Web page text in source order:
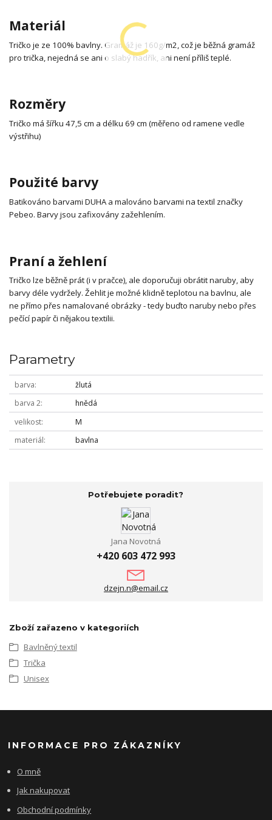
Materiál
Tričko je ze 100% bavlny. Gramáž je 160g/m2, což je běžná gramáž
pro trička, nejedná se ani o slabý hadřík, ani není příliš teplé.
Rozměry
Tričko má šířku 47,5 cm a délku 69 cm (měřeno od ramene vedle
výstřihu)
Použité barvy
Batikováno barvami DUHA a malováno barvami na textil značky
Pebeo. Barvy jsou zafixovány zažehlením.
Praní a žehlení
Tričko lze běžně prát (i v pračce), ale doporučuji obrátit naruby, aby
barvy déle vydržely. Žehlit je možné klidně teplotou na bavlnu, ale
ne přímo přes namalované obrázky - tedy buďto naruby nebo přes
pečící papír či nějakou textilii.
Parametry
barva
žlutá
barva 2
hnědá
velikost
M
materiál
bavlna
Potřebujete poradit?
Jana Novotná
+420 603 472 993
dzejn.n@email.cz
Zboží zařazeno v kategoriích
Bavlněný textil
Trička
Unisex
INFORMACE PRO ZÁKAZNÍKY
O mně
Jak nakupovat
Obchodní podmínky